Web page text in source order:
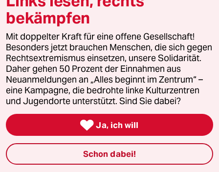
M Meersalz
03.02.2015,17:49 Uhr
Danke Stephanie Kuhnen! Nach Jan
Feddersens unglücklichen Kommentar zu
David Berger, bin ich sehr erfreut Ihren
Kommentar zu lesen.
C chicoT
03.02.2015,17:42 Uhr
ich habe irgendwo mal gelesen, das es kein
sex. darum hier eine doku, über schwule nazis:
bekämpfen
Mit doppelter Kraft für eine offene Gesellschaft!
Besonders jetzt brauchen Menschen, die sich gegen
Rechtsextremismus einsetzen, unsere Solidarität.
Daher gehen 50 Prozent der Einnahmen aus
Neuanmeldungen an „Alles beginnt im Zentrum“ –
eine Kampagne, die bedrohte linke Kulturzentren
und Jugendorte unterstützt. Sind Sie dabei?
 Ja, ich will
Schon dabei!